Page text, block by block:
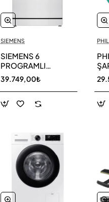
SIEMENS
SIEMENS 6
PROGRAMLI
BULAŞIK MAKİNESİ
SN216W00DT
39.749,00₺
11